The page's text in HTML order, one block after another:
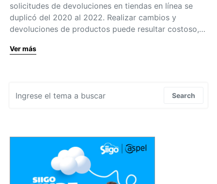
solicitudes de devoluciones en tiendas en línea se
duplicó del 2020 al 2022. Realizar cambios y
devoluciones de productos puede resultar costoso,…
Ver más
Search